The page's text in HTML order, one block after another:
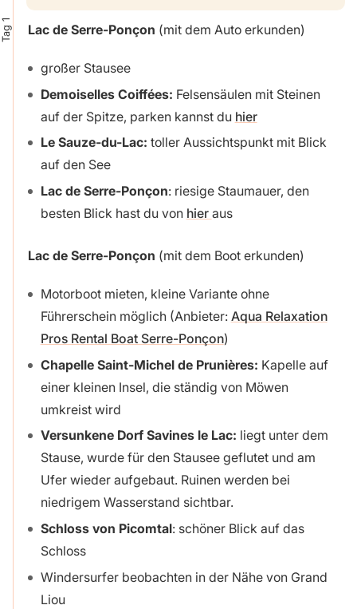
Tag 1 Lac de Serre-Ponçon (mit dem Auto erkunden)
großer Stausee
Demoiselles Coiffées: Felsensäulen mit Steinen
auf der Spitze, parken kannst du hier
Le Sauze-du-Lac: toller Aussichtspunkt mit Blick
auf den See
Lac de Serre-Ponçon: riesige Staumauer, den
besten Blick hast du von hier aus
Lac de Serre-Ponçon (mit dem Boot erkunden)
Motorboot mieten, kleine Variante ohne
Führerschein möglich (Anbieter: Aqua Relaxation
Pros Rental Boat Serre-Ponçon)
Chapelle Saint-Michel de Prunières: Kapelle auf
einer kleinen Insel, die ständig von Möwen
umkreist wird
Versunkene Dorf Savines le Lac: liegt unter dem
Stause, wurde für den Stausee geflutet und am
Ufer wieder aufgebaut. Ruinen werden bei
niedrigem Wasserstand sichtbar.
Schloss von Picomtal: schöner Blick auf das
Schloss
Windersurfer beobachten in der Nähe von Grand
Liou